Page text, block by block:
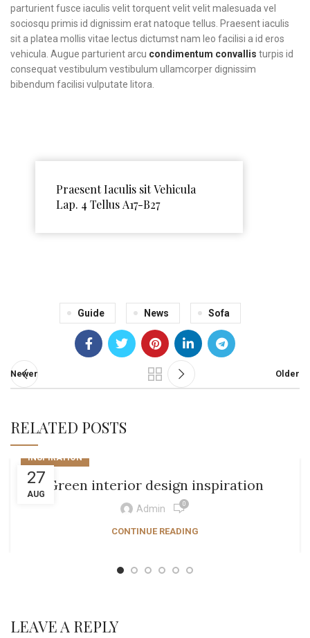
parturient fusce iaculis velit torquent velit velit malesuada vel
sociosqu primis id dignissim erat natoque tellus. Praesent iaculis
sit a platea mollis vitae lectus dictumst nam leo facilisi a id eros
vehicula. Augue parturient arcu condimentum convallis turpis id
consequat vestibulum vestibulum ullamcorper dignissim
bibendum facilisi vulputate litora.
Praesent Iaculis sit Vehicula
Lap. 4 Tellus A17-B27
Guide News Sofa
Newer Older
RELATED POSTS
27
AUG
INSPIRATION
Green interior design inspiration
Admin 0
CONTINUE READING
LEAVE A REPLY